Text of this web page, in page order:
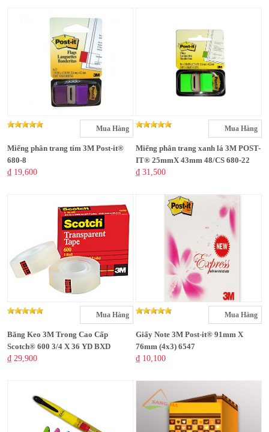
Mua Hàng
Miếng phân trang tím 3M Post-it®
680-8
₫ 19,600
Mua Hàng
Miếng phân trang xanh lá 3M POST-
IT® 25mmX 43mm 48/CS 680-22
₫ 31,500
Mua Hàng
Băng Keo 3M Trong Cao Cấp
Scotch® 600 3/4 X 36 YD BXD
₫ 29,900
Mua Hàng
Giấy Note 3M Post-it® 91mm X
76mm (4x3) 6547
₫ 10,100